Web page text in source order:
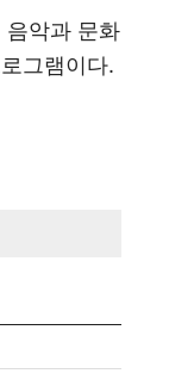
악과 문화
그램이다.